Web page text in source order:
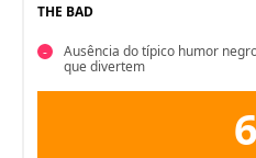
THE BAD
Ausência do típico humor
que divertem
6